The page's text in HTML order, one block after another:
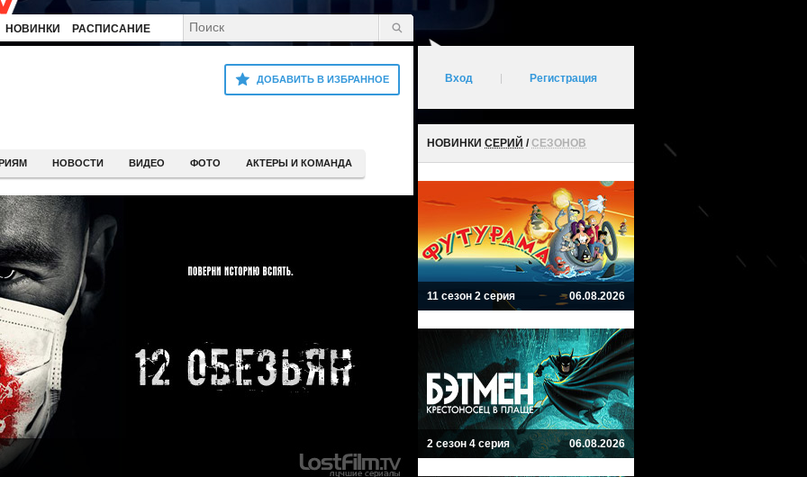
НОВИНКИ РАСПИСАНИЕ
ДОБАВИТЬ В ИЗБРАННОЕ
НОВОСТИ ВИДЕО ФОТО АКТЕРЫ И КОМАНДА
Вход Регистрация
НОВИНКИ СЕРИЙ /СЕЗОНОВ
11 сезон 2 серия 06.08.2026
2 сезон 4 серия 06.08.2026